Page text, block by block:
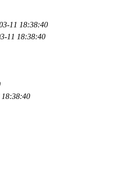
11 18:38:40
11 18:38:40
18:38:40